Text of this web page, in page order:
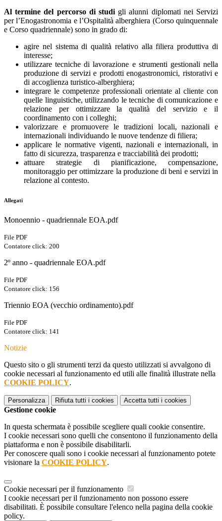
Al termine del percorso di studi gli alunni diplomati nei Servizi
per l’Enogastronomia e l’Ospitalità alberghiera (Corso quinquennale
e Corso quadriennale) sono in grado di:
agire nel sistema di qualità relativo alla filiera produttiva di
interesse;
utilizzare tecniche di lavorazione e strumenti gestionali nella
produzione di servizi e prodotti enogastronomici, ristorativi e
di accoglienza turistico-alberghiera;
integrare le competenze professionali orientate al cliente con
quelle linguistiche, utilizzando le tecniche di comunicazione e
relazione per ottimizzare la qualità del servizio e il
coordinamento con i colleghi;
valorizzare e promuovere le tradizioni locali, nazionali e
internazionali individuando le nuove tendenze di filiera;
applicare le normative vigenti, nazionali e internazionali, in
fatto di sicurezza, trasparenza e tracciabilità dei prodotti;
attuare strategie di pianificazione, compensazione,
monitoraggio per ottimizzare la produzione di beni e servizi in
relazione al contesto.
Allegati
Monoennio - quadriennale EOA.pdf
File PDF
Contatore click: 200
2º anno - quadriennale EOA.pdf
File PDF
Contatore click: 156
Triennio EOA (vecchio ordinamento).pdf
File PDF
Contatore click: 141
Notizie
Questo sito o gli strumenti terzi da questo utilizzati si avvalgono di
cookie necessari al funzionamento ed utili alle finalità illustrate nella
COOKIE POLICY.
Personalizza Rifiuta tutti i cookies Accetta tutti i cookies
Gestione cookie
In questa schermata è possibile scegliere quali cookie consentire.
I cookie necessari sono quelli che consentono il funzionamento della
piattaforma e non è possibile disabilitarli.
Per conoscere quali sono i cookie necessari al funzionamento potete
visionare la COOKIE POLICY.
Cookie necessari per il funzionamento
I cookie necessari per il funzionamento non possono essere
disabilitati. È possibile consultare l'elenco nella pagina della cookie
policy.